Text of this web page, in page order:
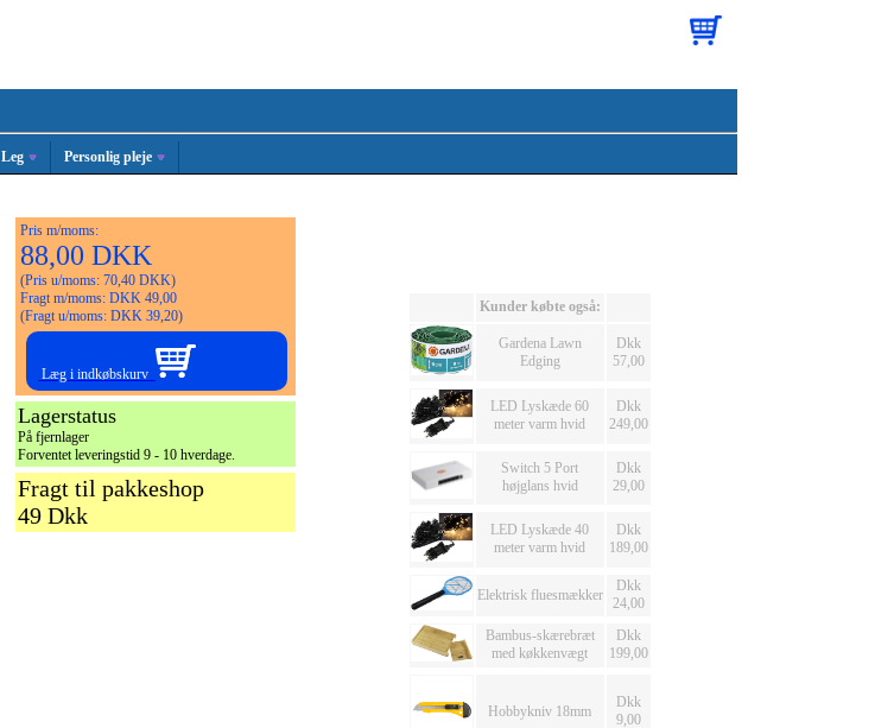
Leg Personlig pleje
Pris m/moms:
88,00 DKK
(Pris u/moms: 70,40 DKK)
Fragt m/moms: DKK 49,00
(Fragt u/moms: DKK 39,20)
Læg i indkøbskurv
Lagerstatus
På fjernlager
Forventet leveringstid 9 - 10 hverdage.
Fragt til pakkeshop
49 Dkk
Kunder købte også:
Gardena Lawn
Edging
Dkk
57,00
LED Lyskæde 60
meter varm hvid
Dkk
249,00
Switch 5 Port
højglans hvid
Dkk
29,00
LED Lyskæde 40
meter varm hvid
Dkk
189,00
Elektrisk fluesmækker
Dkk
24,00
Bambus-skærebræt
med køkkenvægt
Dkk
199,00
Hobbykniv 18mm
Dkk
9,00